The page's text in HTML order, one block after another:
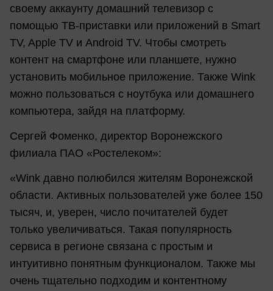
своему аккаунту домашний телевизор с
помощью ТВ-приставки или приложений в Smart
TV, Apple TV и Android TV. Чтобы смотреть
контент на смартфоне или планшете, нужно
установить мобильное приложение. Также Wink
можно пользоваться с ноутбука или домашнего
компьютера, зайдя на платформу.
Сергей Фоменко, директор Воронежского
филиала ПАО «Ростелеком»:
«Wink давно полюбился жителям Воронежской
области. Активных пользователей уже более 150
тысяч, и, уверен, число почитателей будет
только увеличиваться. Такая популярность
сервиса в регионе связана с простым и
интуитивно понятным функционалом. Также мы
очень тщательно подходим и контентному